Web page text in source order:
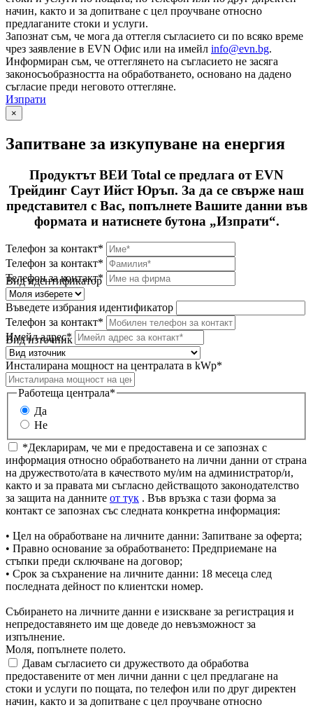
начин, както и за допитване с цел проучване относно
предлаганите стоки и услуги.
Запознат съм, че мога да оттегля съгласието си по всяко време
чрез заявление в EVN Офис или на имейл info@evn.bg.
Информиран съм, че оттеглянето на съгласието не засяга
законосъобразността на обработването, основано на дадено
съгласие преди неговото оттегляне.
Изпрати
×
Запитване за изкупуване на енергия
Продуктът ВЕИ Total се предлага от EVN
Трейдинг Саут Ийст Юръп. За да се свърже наш
представител с Вас, попълнете Вашите данни във
формата и натиснете бутона „Изпрати“.
Телефон за контакт*
Телефон за контакт*
Телефон за контакт*
Вид идентификатор
Въведете избрания идентификатор
Телефон за контакт*
Имейл адрес*
Вид източник
Инсталирана мощност на централата в kWp*
Работеща централа*
Да
Не
*Декларирам, че ми е предоставена и се запознах с
информация относно обработването на лични данни от страна
на дружеството/ата в качеството му/им на администратор/и,
както и за правата ми съгласно действащото законодателство
за защита на данните от тук . Във връзка с тази форма за
контакт се запознах със следната конкретна информация:
• Цел на обработване на личните данни: Запитване за оферта;
• Правно основание за обработването: Предприемане на
стъпки преди сключване на договор;
• Срок за съхранение на личните данни: 18 месеца след
последната дейност по клиентски номер.
Събирането на личните данни е изискване за регистрация и
непредоставянето им ще доведе до невъзможност за
изпълнение.
Моля, попълнете полето.
Давам съгласието си дружеството да обработва
предоставените от мен лични данни с цел предлагане на
стоки и услуги по пощата, по телефон или по друг директен
начин, както и за допитване с цел проучване относно